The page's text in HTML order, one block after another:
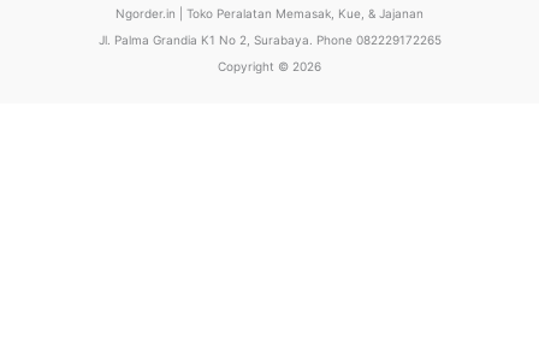
Ngorder.in | Toko Peralatan Memasak, Kue, & Jajanan
Jl. Palma Grandia K1 No 2, Surabaya. Phone 082229172265
Copyright © 2026